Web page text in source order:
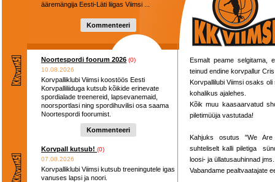
ääremängija Eesti-Läti liigas Viimsi ...
Kommenteeri
Noortespordi foorum 2026 (0)
10.08.2026
Korvpalliklubi Viimsi koostöös Eesti
Korvpalliliiduga kutsub kõikide erinevate
spordialade treenereid, lapsevanemaid,
noorsportlasi ning spordihuvilisi osa saama
Noortespordi foorumist.
Kommenteeri
Korvpall kutsub! (0)
07.08.2026
Korvpalliklubi Viimsi kutsub treeningutele igas
vanuses lapsi ja noori.
Esmalt peame selgitama,
teinud endine korvpallur
Korvpallilubi Viimsi osaks
kohalikus ajalehes.
Kõik muu kaasaarvatud
piletimüüja vastutada!
Kahjuks osutus "We Are
suhteliselt kalli piletiga
loosi- ja üllatusauhinnad jms.
Vabandame pealtvaatajate